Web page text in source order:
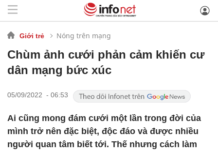
Giới trẻ Nóng trên mạng
Chùm ảnh cưới phản cảm khiến cư
dân mạng bức xúc
05/09/2022 - 06:53
Ai cũng mong đám cưới một lần trong đời của
mình trở nên đặc biệt, độc đáo và được nhiều
người quan tâm biết tới. Thế nhưng cách làm